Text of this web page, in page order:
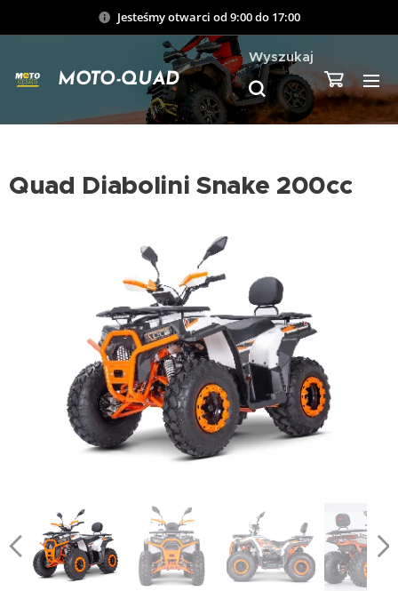
Jesteśmy otwarci od 9:00 do 17:00
MOTO-QUAD
Wyszukaj
Quad Diabolini Snake 200cc